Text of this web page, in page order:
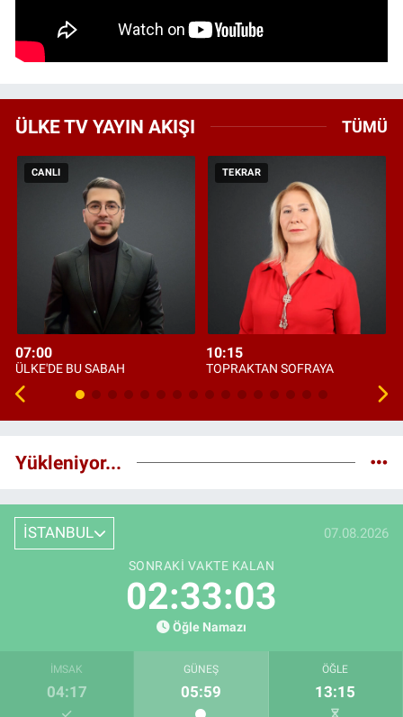
ÜLKE TV YAYIN AKIŞI TÜMÜ
CANLI
07:00
ÜLKE'DE BU SABAH
TEKRAR
10:15
TOPRAKTAN SOFRAYA
Yükleniyor...
İSTANBUL 07.08.2026
SONRAKI VAKTE KALAN
02:33:02
Öğle Namazı
İMSAK
04:17
GÜNEŞ
05:59
ÖĞLE
13:15